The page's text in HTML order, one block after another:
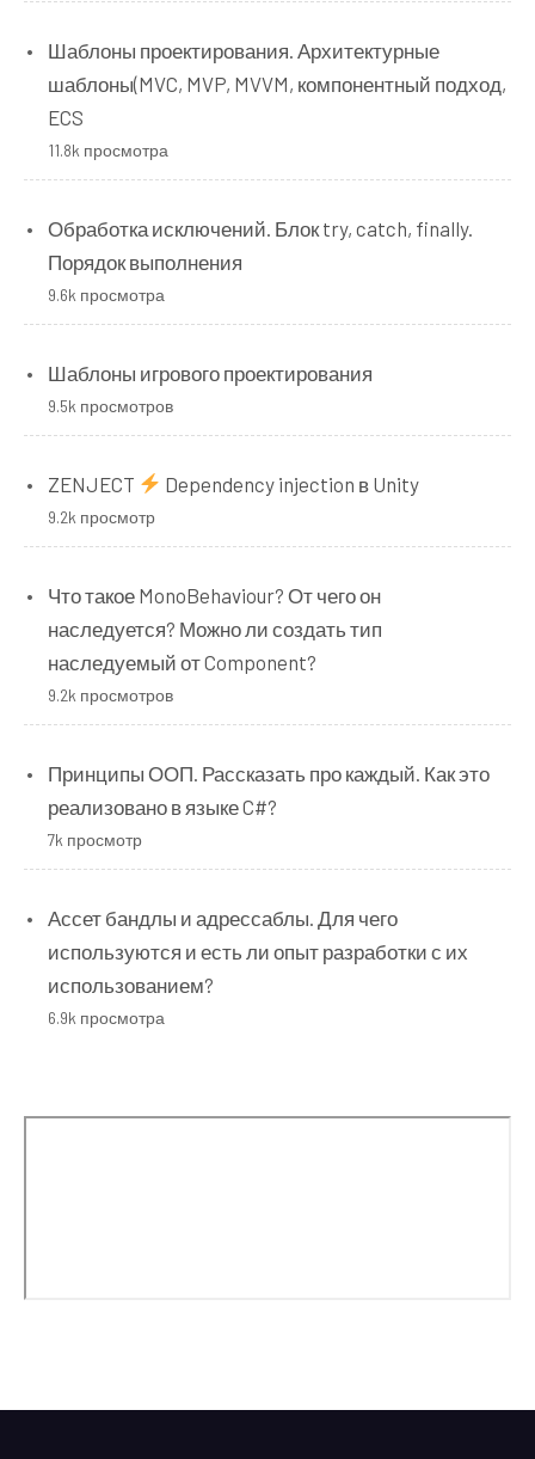
Шаблоны проектирования. Архитектурные
шаблоны(MVC, MVP, MVVM, компонентный подход,
ECS
11.8k просмотра
Обработка исключений. Блок try, catch, finally.
Порядок выполнения
9.6k просмотра
Шаблоны игрового проектирования
9.5k просмотров
ZENJECT Dependency injection в Unity
9.2k просмотр
Что такое MonoBehaviour? От чего он
наследуется? Можно ли создать тип
наследуемый от Component?
9.2k просмотров
Принципы ООП. Рассказать про каждый. Как это
реализовано в языке C#?
7k просмотр
Ассет бандлы и адрессаблы. Для чего
используются и есть ли опыт разработки с их
использованием?
6.9k просмотра